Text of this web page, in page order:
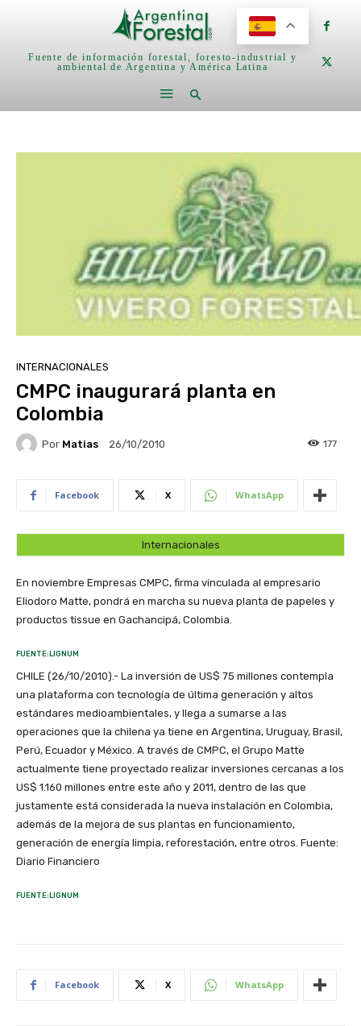
Fuente de información forestal, foresto-industrial y
ambiental de Argentina y América Latina
INTERNACIONALES
CMPC inaugurará planta en
Colombia
Por Matias 26/10/2010 177
Facebook X WhatsApp
Internacionales
En noviembre Empresas CMPC, firma vinculada al empresario
Eliodoro Matte, pondrá en marcha su nueva planta de papeles y
productos tissue en Gachancipá, Colombia.
FUENTE:LIGNUM
CHILE (26/10/2010).- La inversión de US$ 75 millones contempla
una plataforma con tecnología de última generación y altos
estándares medioambientales, y llega a sumarse a las
operaciones que la chilena ya tiene en Argentina, Uruguay, Brasil,
Perú, Ecuador y México. A través de CMPC, el Grupo Matte
actualmente tiene proyectado realizar inversiones cercanas a los
US$ 1.160 millones entre este año y 2011, dentro de las que
justamente está considerada la nueva instalación en Colombia,
además de la mejora de sus plantas en funcionamiento,
generación de energía limpia, reforestación, entre otros. Fuente:
Diario Financiero
FUENTE:LIGNUM
Facebook X WhatsApp